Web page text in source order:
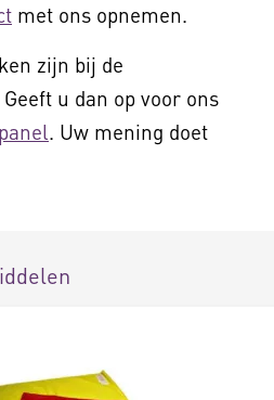
met ons opnemen.
zijn bij de
u dan op voor ons
. Uw mening doet